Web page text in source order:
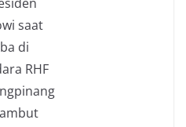
saat
di
RHF